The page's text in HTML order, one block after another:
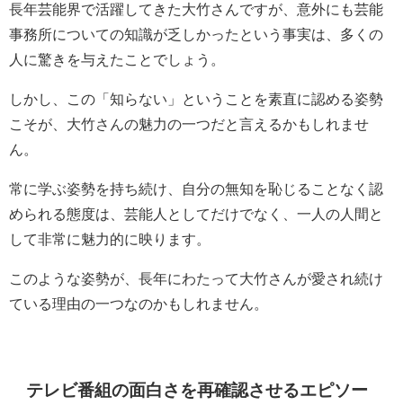
長年芸能界で活躍してきた大竹さんですが、意外にも芸能
事務所についての知識が乏しかったという事実は、多くの
人に驚きを与えたことでしょう。
しかし、この「知らない」ということを素直に認める姿勢
こそが、大竹さんの魅力の一つだと言えるかもしれませ
ん。
常に学ぶ姿勢を持ち続け、自分の無知を恥じることなく認
められる態度は、芸能人としてだけでなく、一人の人間と
して非常に魅力的に映ります。
このような姿勢が、長年にわたって大竹さんが愛され続け
ている理由の一つなのかもしれません。
テレビ番組の面白さを再確認させるエピソー